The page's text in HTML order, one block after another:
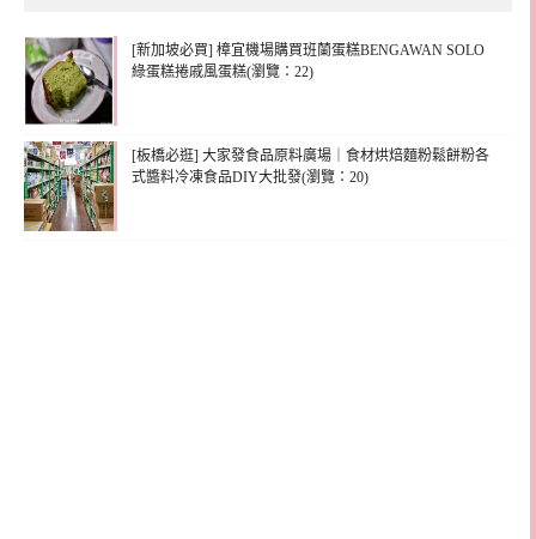
[新加坡必買] 樟宜機場購買班蘭蛋糕BENGAWAN SOLO
綠蛋糕捲戚風蛋糕(瀏覽：22)
[板橋必逛] 大家發食品原料廣場｜食材烘焙麵粉鬆餅粉各
式醬料冷凍食品DIY大批發(瀏覽：20)